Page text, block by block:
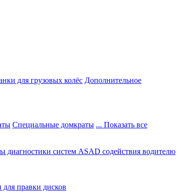
для грузовых колёс Дополнительное
Специальные домкраты ... Показать все
диагностики систем ASAD содействия водителю
правки дисков